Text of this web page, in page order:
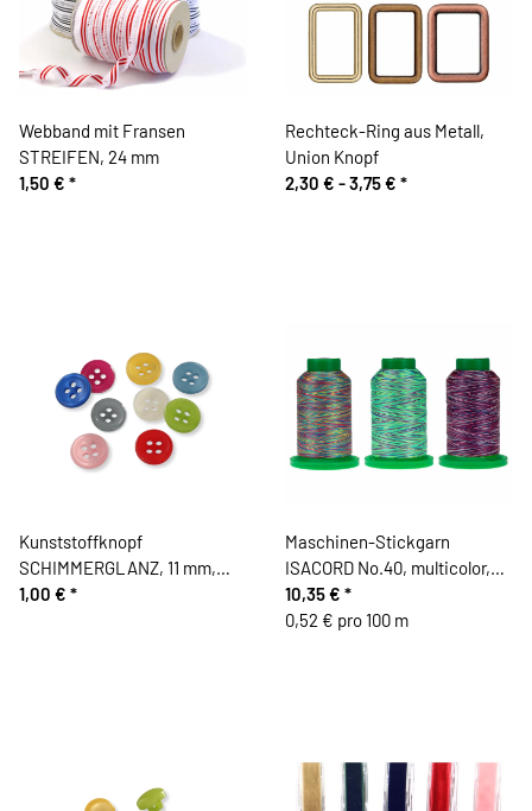
Webband mit Fransen
STREIFEN, 24 mm
1,50 € *
Rechteck-Ring aus Metall,
Union Knopf
2,30 € -3,75 € *
Kunststoffknopf
SCHIMMERGLANZ, 11 mm,
SECO Knopf
1,00 € *
Maschinen-Stickgarn
ISACORD No.40, multicolor,
Mettler
10,35 € *
0,52 € pro 100 m